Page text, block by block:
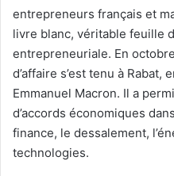
entrepreneurs français et
livre blanc, véritable feuille
entrepreneuriale. En
d’affaire s’est tenu à
Emmanuel Macron. Il a
d’accords économiques
finance, le dessalement,
technologies.